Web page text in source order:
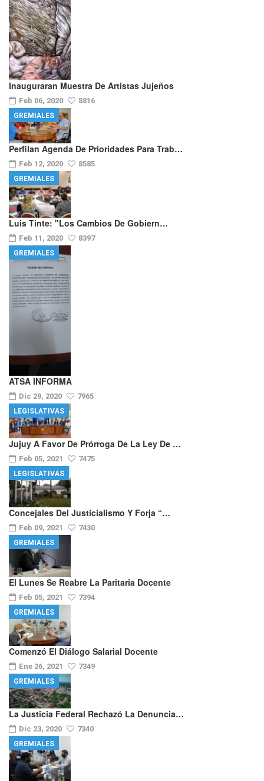
Inauguraran Muestra De Artistas Jujeños
Feb 06, 2020 8816
Perfilan Agenda De Prioridades Para Trab…
Feb 12, 2020 8585
GREMIALES
Luis Tinte: "los Cambios De Gobiern…
Feb 11, 2020 8397
GREMIALES
ATSA INFORMA
Dic 29, 2020 7965
GREMIALES
Jujuy A Favor De Prórroga De La Ley De …
Feb 05, 2021 7475
LEGISLATIVAS
Concejales Del Justicialismo Y Forja “…
Feb 09, 2021 7430
LEGISLATIVAS
El Lunes Se Reabre La Paritaria Docente
Feb 05, 2021 7394
GREMIALES
Comenzó El Diálogo Salarial Docente
Ene 26, 2021 7349
GREMIALES
La Justicia Federal Rechazó La Denuncia…
Dic 23, 2020 7340
GREMIALES
GREMIALES